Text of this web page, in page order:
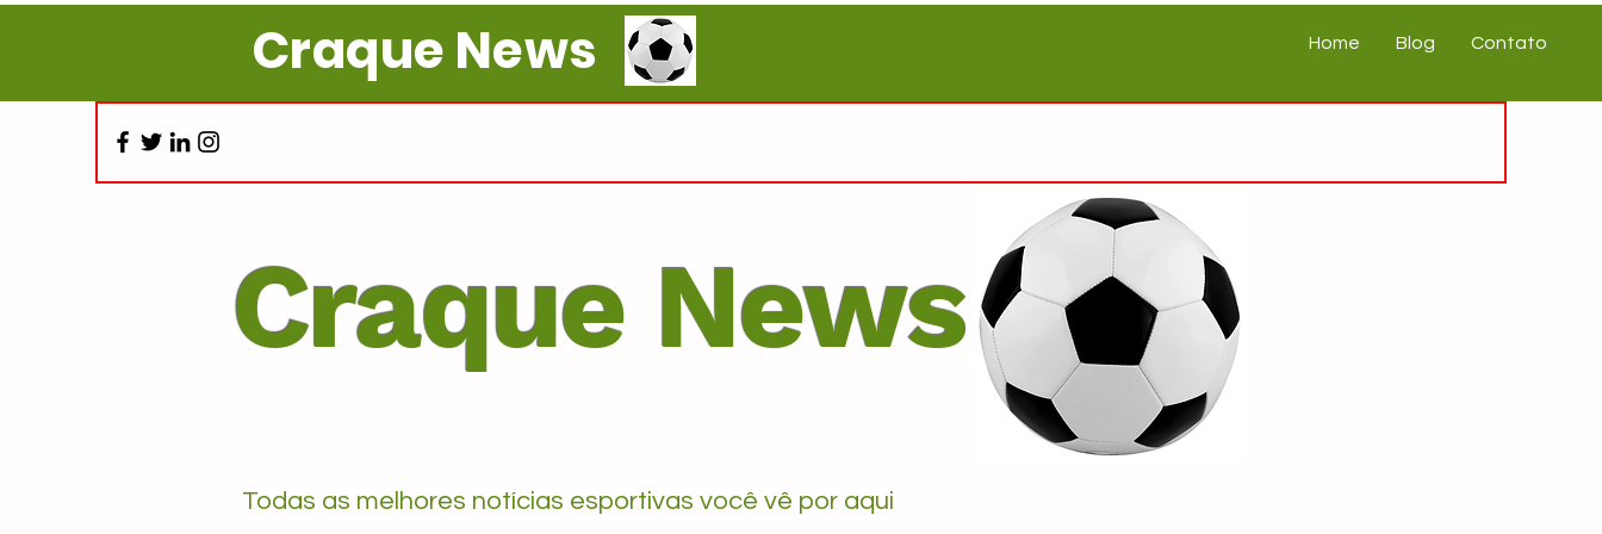
Craque News Home Blog Contato
Craque News
Todas as melhores notícias esportivas você vê por aqui